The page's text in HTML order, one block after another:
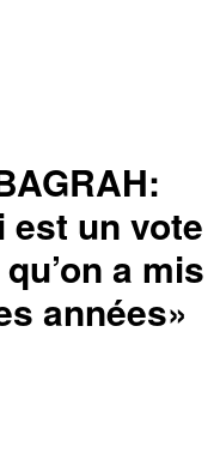
est un vote
a mis
années»